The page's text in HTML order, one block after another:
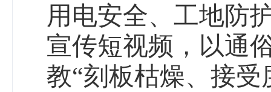
用电安全、 工地防
宣传短视频，以通
教“刻板枯燥、接